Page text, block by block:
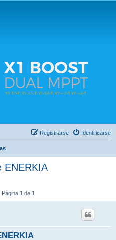
solares Solax y temas relacionados.
Identificarse
Registrarse
ENERKIA
Página 1 de 1